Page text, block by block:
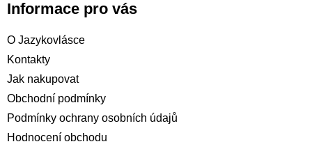
Informace pro vás
O Jazykovlásce
Kontakty
Jak nakupovat
Obchodní podmínky
Podmínky ochrany osobních údajů
Hodnocení obchodu